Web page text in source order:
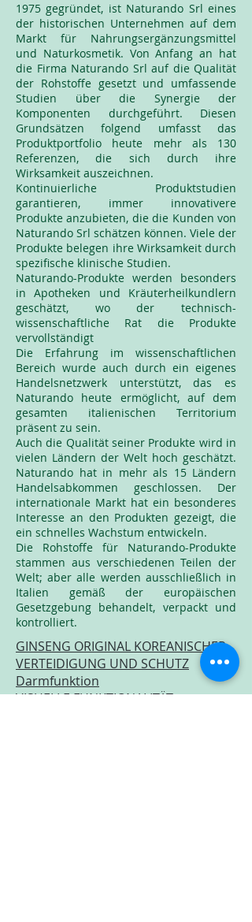
1975 gegründet, ist Naturando Srl eines
der historischen Unternehmen auf dem
Markt für Nahrungsergänzungsmittel
und Naturkosmetik. Von Anfang an hat
die Firma Naturando Srl auf die Qualität
der Rohstoffe gesetzt und umfassende
Studien über die Synergie der
Komponenten durchgeführt. Diesen
Grundsätzen folgend umfasst das
Produktportfolio heute mehr als 130
Referenzen, die sich durch ihre
Wirksamkeit auszeichnen.
Kontinuierliche Produktstudien
garantieren, immer innovativere
Produkte anzubieten, die die Kunden von
Naturando Srl schätzen können. Viele der
Produkte belegen ihre Wirksamkeit durch
spezifische klinische Studien.
Naturando-Produkte werden besonders
in Apotheken und Kräuterheilkundlern
geschätzt, wo der technisch-
wissenschaftliche Rat die Produkte
vervollständigt
Die Erfahrung im wissenschaftlichen
Bereich wurde auch durch ein eigenes
Handelsnetzwerk unterstützt, das es
Naturando heute ermöglicht, auf dem
gesamten italienischen Territorium
präsent zu sein.
Auch die Qualität seiner Produkte wird in
vielen Ländern der Welt hoch geschätzt.
Naturando hat in mehr als 15 Ländern
Handelsabkommen geschlossen. Der
internationale Markt hat ein besonderes
Interesse an den Produkten gezeigt, die
ein schnelles Wachstum entwickeln.
Die Rohstoffe für Naturando-Produkte
stammen aus verschiedenen Teilen der
Welt; aber alle werden ausschließlich in
Italien gemäß der europäischen
Gesetzgebung behandelt, verpackt und
kontrolliert.
GINSENG ORIGINAL KOREANISCHER
VERTEIDIGUNG UND SCHUTZ
Darmfunktion
VISUELLE FUNKTIONALITÄT